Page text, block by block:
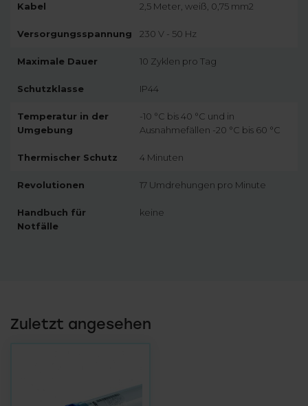
Kabel 2,5 Meter, weiß, 0,75 mm2
Versorgungsspannung 230 V - 50 Hz
Maximale Dauer 10 Zyklen pro Tag
Schutzklasse IP44
Temperatur in der
Umgebung
-10 °C bis 40 °C und in
Ausnahmefällen -20 °C bis 60 °C
Thermischer Schutz 4 Minuten
Revolutionen 17 Umdrehungen pro Minute
Handbuch für
Notfälle
keine
Zuletzt angesehen